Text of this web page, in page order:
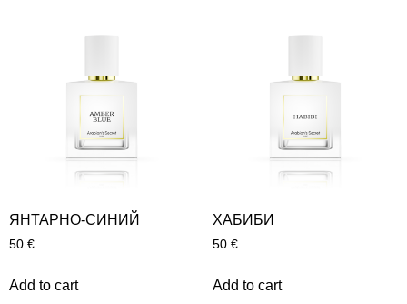
ЯНТАРНО-СИНИЙ
50 €
Add to cart
ХАБИБИ
50 €
Add to cart